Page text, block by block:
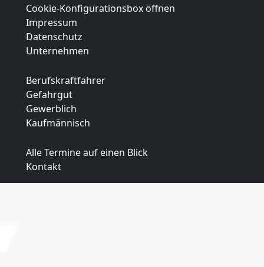
Cookie-Konfigurationsbox öffnen
Impressum
Datenschutz
Unternehmen
Berufskraftfahrer
Gefahrgut
Gewerblich
Kaufmännisch
Alle Termine auf einen Blick
Kontakt